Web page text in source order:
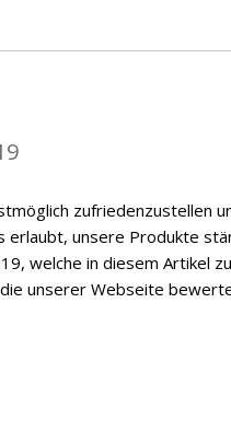
zufriedenzustellen
unsere Produkte
welche in diesem Artikel
unserer Webseite